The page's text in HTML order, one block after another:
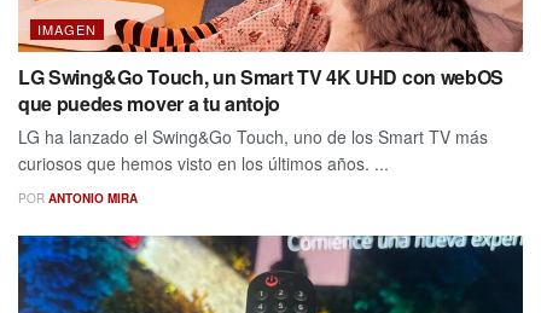
IMAGEN
LG Swing&Go Touch, un Smart TV 4K UHD con webOS
que puedes mover a tu antojo
LG ha lanzado el Swing&Go Touch, uno de los Smart TV más
curiosos que hemos visto en los últimos años. ...
POR ANTONIO MIRA